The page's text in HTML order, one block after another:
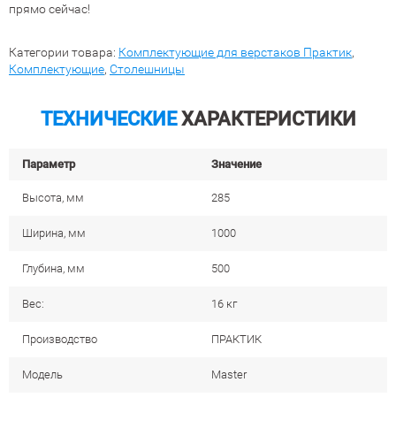
прямосейчас!
Категории товара: Комплектующие для верстаков Практик,
Комплектующие, Столешницы
ТЕХНИЧЕСКИЕХАРАКТЕРИСТИКИ
Параметр Значение
Высота, мм 285
Ширина, мм 1000
Глубина, мм 500
Вес: 16 кг
Производство ПРАКТИК
Модель Master